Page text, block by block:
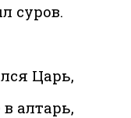
суров.
Царь,
алтарь,